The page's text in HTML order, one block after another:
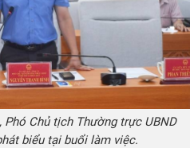
Chủ tịch Thường trực UBND
biểu tại buổi làm việc.